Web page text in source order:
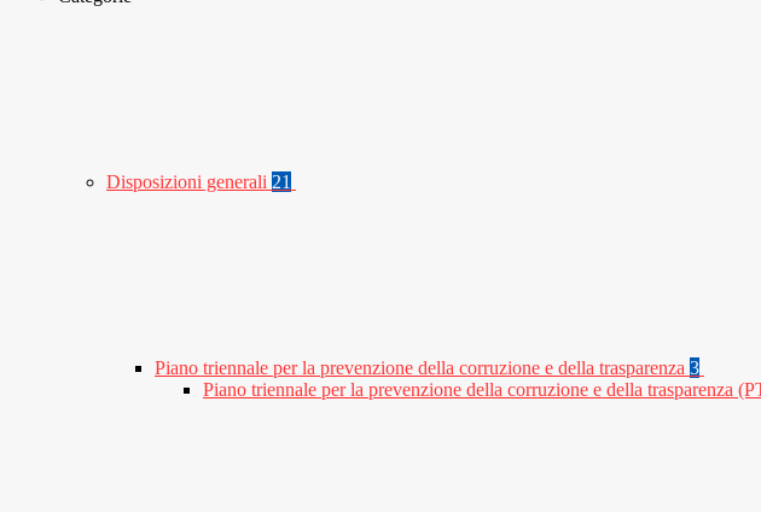
Disposizioni generali 21
Piano triennale per la prevenzione della corruzione e della trasparenza 3
Piano triennale per la prevenzione della corruzione e della trasparenza